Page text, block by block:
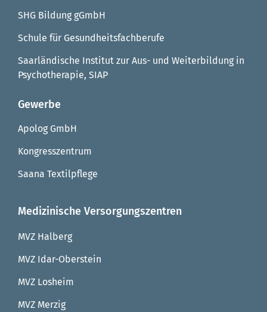
SHG Bildung gGmbH
Schule für Gesundheitsfachberufe
Saarländische Institut zur Aus- und Weiterbildung in
Psychotherapie, SIAP
Gewerbe
Apolog GmbH
Kongresszentrum
Saana Textilpflege
Medizinische Versorgungszentren
MVZ Halberg
MVZ Idar-Oberstein
MVZ Losheim
MVZ Merzig